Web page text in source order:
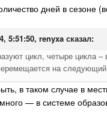
дней в
5:51:50, renyxa сказал:
цикл, четыре цикла
на следующий
в таком случае в
— в системе